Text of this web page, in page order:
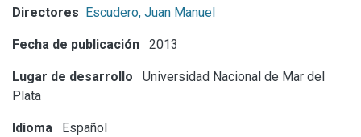
Directores Escudero, Juan Manuel
Fecha de publicación 2013
Lugar de desarrollo
Universidad Nacional de Mar del
Plata
Idioma Español